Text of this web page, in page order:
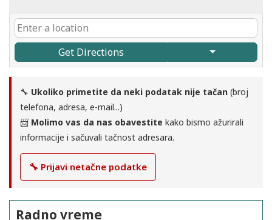
Get Directions
🔧 Ukoliko primetite da neki podatak nije tačan (broj
telefona, adresa, e-mail...)
📨 Molimo vas da nas obavestite kako bismo ažurirali
informacije i sačuvali tačnost adresara.
🔧 Prijavi netačne podatke
Radno vreme